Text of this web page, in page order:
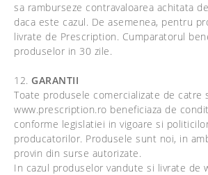
sa ramburseze contravaloarea achitata
daca este cazul. De asemenea, pentru
livrate de Prescription. Cumparatorul
produselor in 30 zile.
12. GARANTII
Toate produsele comercializate de catre
www.prescription.ro beneficiaza de
conforme legislatiei in vigoare si
producatorilor. Produsele sunt noi, in
provin din surse autorizate.
In cazul produselor vandute si livrate de